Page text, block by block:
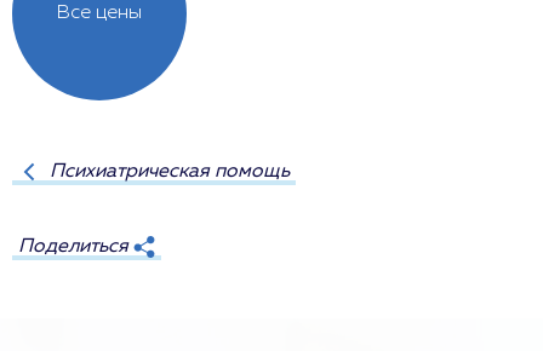
Все цены
Психиатрическая помощь
Поделиться